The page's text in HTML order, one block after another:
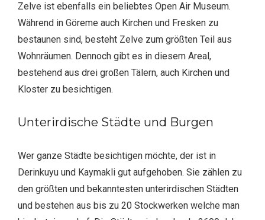
Zelve ist ebenfalls ein beliebtes Open Air Museum.
Während in Göreme auch Kirchen und Fresken zu
bestaunen sind, besteht Zelve zum größten Teil aus
Wohnräumen. Dennoch gibt es in diesem Areal,
bestehend aus drei großen Tälern, auch Kirchen und
Kloster zu besichtigen.
Unterirdische Städte und Burgen
Wer ganze Städte besichtigen möchte, der ist in
Derinkuyu und Kaymakli gut aufgehoben. Sie zählen zu
den größten und bekanntesten unterirdischen Städten
und bestehen aus bis zu 20 Stockwerken welche man